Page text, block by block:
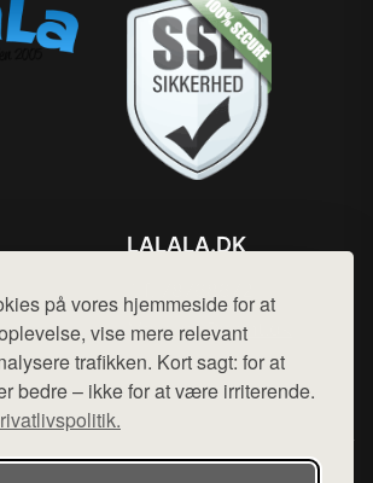
på vores hjemmeside for at
vise mere relevant
trafikken. Kort sagt: for at
bedre – ikke for at være irriterende.
LALALA.DK
Mail: hej@want.dk
Cookie- og privatlivspolitik